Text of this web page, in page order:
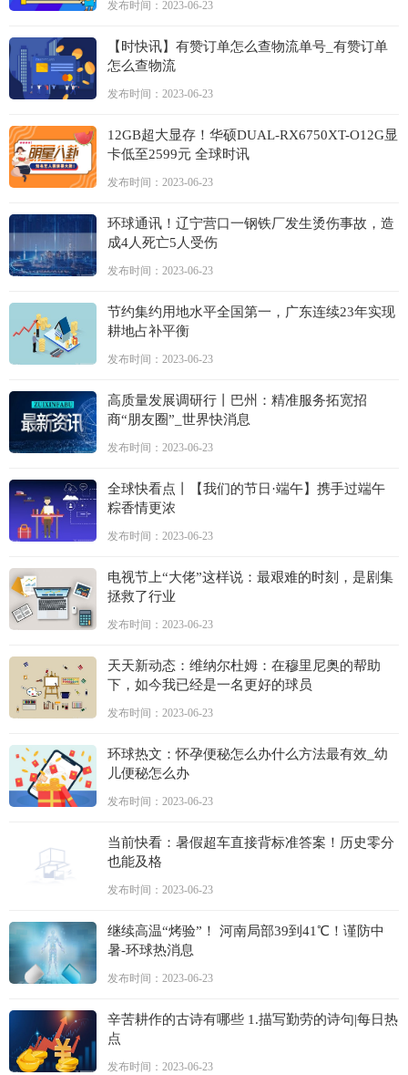
发布时间：2023-06-23
【时快讯】有赞订单怎么查物流单号_有赞订单
怎么查物流
发布时间：2023-06-23
12GB超大显存！华硕DUAL-RX6750XT-O12G显
卡低至2599元 全球时讯
发布时间：2023-06-23
环球通讯！辽宁营口一钢铁厂发生烫伤事故，造
成4人死亡5人受伤
发布时间：2023-06-23
节约集约用地水平全国第一，广东连续23年实现
耕地占补平衡
发布时间：2023-06-23
高质量发展调研行丨巴州：精准服务拓宽招
商“朋友圈”_世界快消息
发布时间：2023-06-23
全球快看点丨【我们的节日·端午】携手过端午
粽香情更浓
发布时间：2023-06-23
电视节上“大佬”这样说：最艰难的时刻，是剧集
拯救了行业
发布时间：2023-06-23
天天新动态：维纳尔杜姆：在穆里尼奥的帮助
下，如今我已经是一名更好的球员
发布时间：2023-06-23
环球热文：怀孕便秘怎么办什么方法最有效_幼
儿便秘怎么办
发布时间：2023-06-23
当前快看：暑假超车直接背标准答案！历史零分
也能及格
发布时间：2023-06-23
继续高温“烤验”！ 河南局部39到41℃！谨防中
暑-环球热消息
发布时间：2023-06-23
辛苦耕作的古诗有哪些 1.描写勤劳的诗句|每日热
点
发布时间：2023-06-23